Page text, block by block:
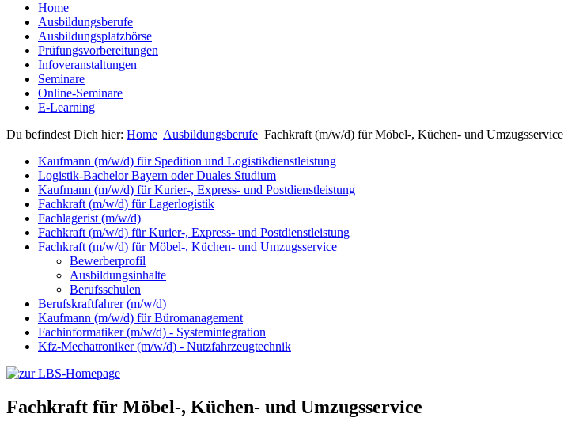
Home
Ausbildungsberufe
Ausbildungsplatzbörse
Prüfungsvorbereitungen
Infoveranstaltungen
Seminare
Online-Seminare
E-Learning
Du befindest Dich hier: Home Ausbildungsberufe Fachkraft (m/w/d) für Möbel-, Küchen- und Umzugsservice
Kaufmann (m/w/d) für Spedition und Logistikdienstleistung
Logistik-Bachelor Bayern oder Duales Studium
Kaufmann (m/w/d) für Kurier-, Express- und Postdienstleistung
Fachkraft (m/w/d) für Lagerlogistik
Fachlagerist (m/w/d)
Fachkraft (m/w/d) für Kurier-, Express- und Postdienstleistung
Fachkraft (m/w/d) für Möbel-, Küchen- und Umzugsservice
Bewerberprofil
Ausbildungsinhalte
Berufsschulen
Berufskraftfahrer (m/w/d)
Kaufmann (m/w/d) für Büromanagement
Fachinformatiker (m/w/d) - Systemintegration
Kfz-Mechatroniker (m/w/d) - Nutzfahrzeugtechnik
Fachkraft für Möbel-, Küchen- und Umzugsservice